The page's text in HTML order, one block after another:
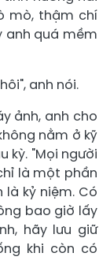
mò, thậm chí
anh quá mềm
anh nói.
ảnh, anh cho
nằm ở kỹ
kỳ. "Mọi người
là một phần
kỷ niệm. Có
bao giờ lấy
hãy lưu giữ
khi còn có